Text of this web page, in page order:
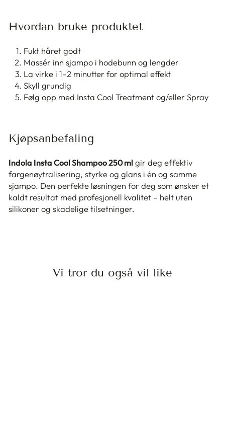
Hvordan bruke produktet
Fukt håret godt
Massér inn sjampo i hodebunn og lengder
La virke i 1–2 minutter for optimal effekt
Skyll grundig
Følg opp med Insta Cool Treatment og/eller Spray
Kjøpsanbefaling
Indola Insta Cool Shampoo 250 mlgir deg effektiv
fargenøytralisering, styrke og glans i én og samme
sjampo. Den perfekte løsningen for deg som ønsker et
kaldt resultat med profesjonell kvalitet – helt uten
silikoner og skadelige tilsetninger.
Vi tror du også vil like